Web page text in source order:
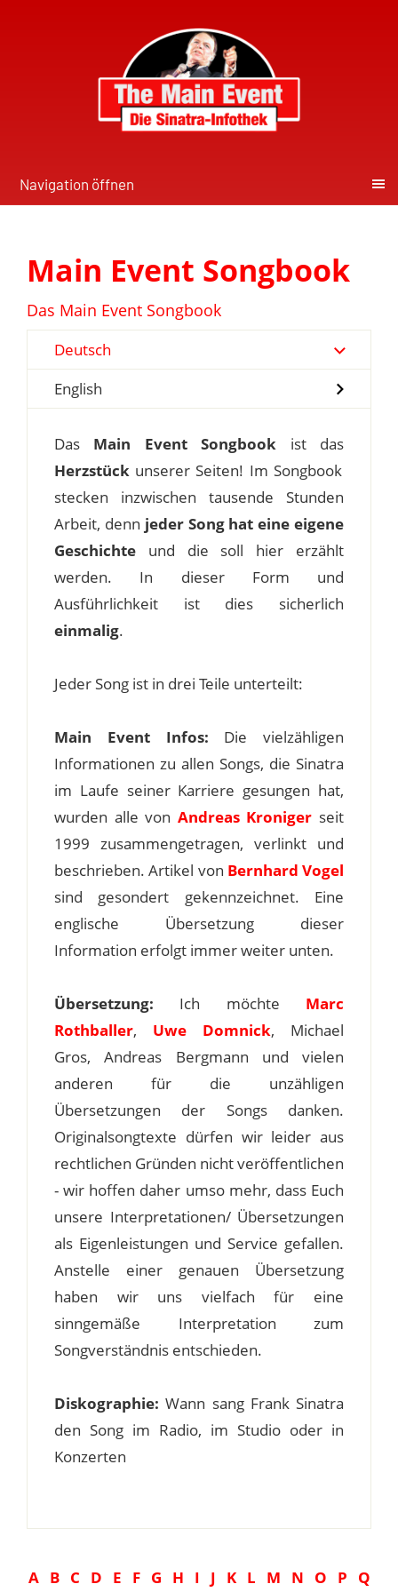
Navigation öffnen
Main Event Songbook
Das Main Event Songbook
Deutsch
English
Das Main Event Songbook ist das
Herzstück unserer Seiten! Im Songbook
stecken inzwischen tausende Stunden
Arbeit, denn jeder Song hat eine eigene
Geschichte und die soll hier erzählt
werden. In dieser Form und
Ausführlichkeit ist dies sicherlich
einmalig.
Jeder Song ist in drei Teile unterteilt:
Main Event Infos: Die vielzähligen
Informationen zu allen Songs, die Sinatra
im Laufe seiner Karriere gesungen hat,
wurden alle von Andreas Kroniger seit
1999 zusammengetragen, verlinkt und
beschrieben. Artikel von Bernhard Vogel
sind gesondert gekennzeichnet. Eine
englische Übersetzung dieser
Information erfolgt immer weiter unten.
Übersetzung: Ich möchte Marc
Rothballer, Uwe Domnick, Michael
Gros, Andreas Bergmann und vielen
anderen für die unzähligen
Übersetzungen der Songs danken.
Originalsongtexte dürfen wir leider aus
rechtlichen Gründen nicht veröffentlichen
- wir hoffen daher umso mehr, dass Euch
unsere Interpretationen/ Übersetzungen
als Eigenleistungen und Service gefallen.
Anstelle einer genauen Übersetzung
haben wir uns vielfach für eine
sinngemäße Interpretation zum
Songverständnis entschieden.
Diskographie: Wann sang Frank Sinatra
den Song im Radio, im Studio oder in
Konzerten
A B C D E F G H I J K L M N O P Q